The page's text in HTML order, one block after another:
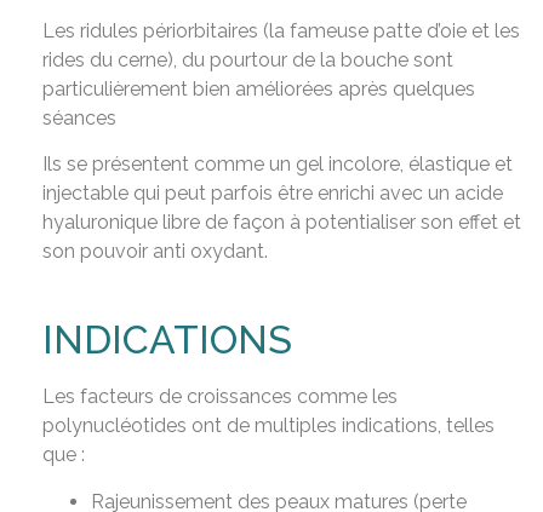
Les ridules périorbitaires (la fameuse patte d’oie et les
rides du cerne), du pourtour de la bouche sont
particulièrement bien améliorées après quelques
séances
Ils se présentent comme un gel incolore, élastique et
injectable qui peut parfois être enrichi avec un acide
hyaluronique libre de façon à potentialiser son effet et
son pouvoir anti oxydant.
INDICATIONS
Les facteurs de croissances comme les
polynucléotides ont de multiples indications, telles
que :
Rajeunissement des peaux matures (perte